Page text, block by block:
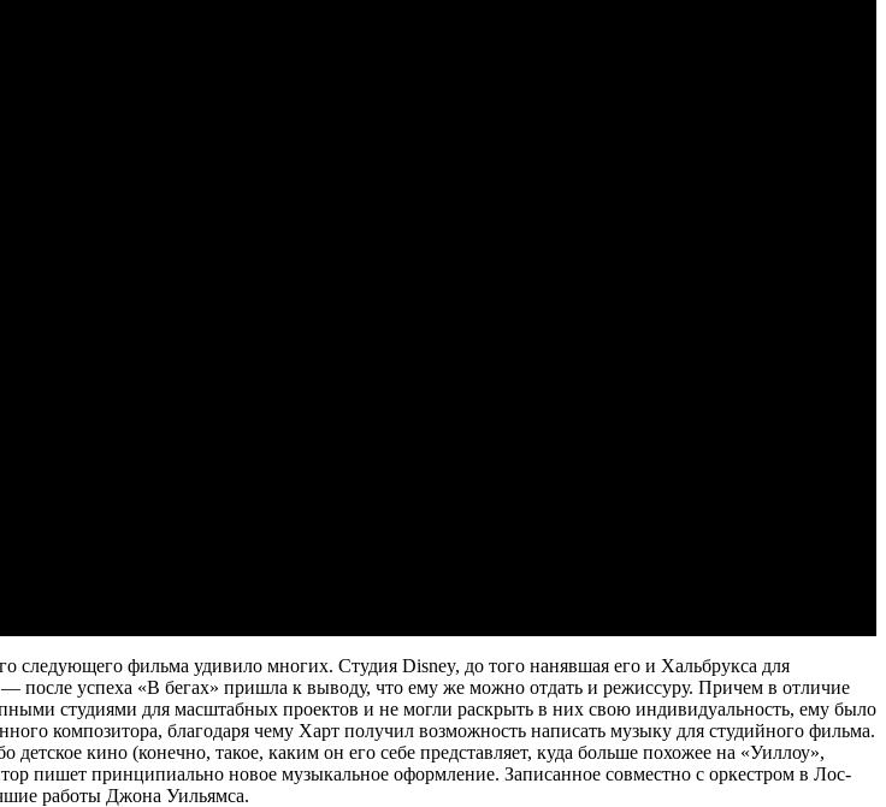
следующего фильма удивило многих. Студия Disney, до того нанявшая его и Хальбрукса для
успеха «В бегах» пришла к выводу, что ему же можно отдать и режиссуру. Причем в отличие
студиями для масштабных проектов и не могли раскрыть в них свою индивидуальность, ему было
композитора, благодаря чему Харт получил возможность написать музыку для студийного фильма.
кино (конечно, такое, каким он его себе представляет, куда больше похожее на «Уиллоу»,
пишет принципиально новое музыкальное оформление. Записанное совместно с оркестром в Лос-
работы Джона Уильямса.